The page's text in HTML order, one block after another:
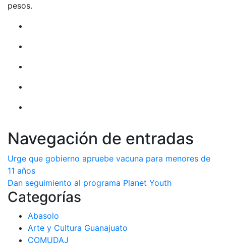
pesos.
Navegación de entradas
Urge que gobierno apruebe vacuna para menores de
11 años
Dan seguimiento al programa Planet Youth
Categorías
Abasolo
Arte y Cultura Guanajuato
COMUDAJ